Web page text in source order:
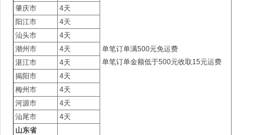
单笔订单满500元免运费
单笔订单金额低于500元收取15元运费
肇庆市
4天
阳江市
4天
汕头市
4天
潮州市
4天
湛江市
4天
揭阳市
4天
梅州市
4天
河源市
4天
汕尾市
4天
山东省